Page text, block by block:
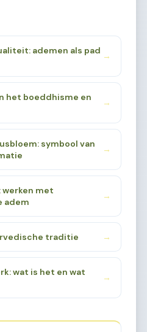
ademen als pad
→
het boeddhisme en
→
symbool van
→
werken met
adem
→
traditie →
wat is het en wat
→